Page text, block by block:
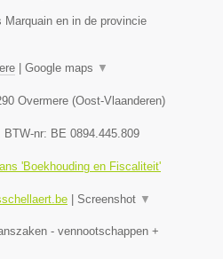
en in de provincie
Google maps ▼
Overmere (Oost-Vlaanderen)
, BTW-nr: BE 0894.445.809
'Boekhouding en Fiscaliteit'
Screenshot ▼
- vennootschappen +